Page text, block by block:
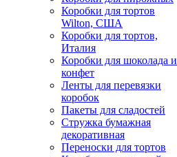
Коробки для тортов
Wilton, США
Коробки для тортов,
Италия
Коробки для шоколада и
конфет
Ленты для перевязки
коробок
Пакеты для сладостей
Стружка бумажная
декоративная
Переноски для тортов